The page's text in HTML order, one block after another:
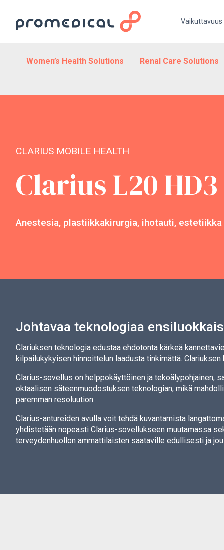
Vaikuttavuus
Women’s Health Solutions Renal Care Solutions
CLARIUS MOBILE HEALTH
Clarius L20 HD3
Anestesia, plastiikkakirurgia, ihotauti, estetiikka
Johtavaa teknologiaa
Clariuksen teknologia edustaa ehdotonta kärkeä
kilpailukykyisen hinnoittelun laadusta tinkimättä.
Clarius-sovellus on helppokäyttöinen ja tekoälypohjainen,
oktaalisen säteenmuodostuksen teknologian, mikä
paremman resoluution.
Clarius-antureiden avulla voit tehdä kuvantamista
yhdistetään nopeasti Clarius-sovellukseen muutamassa
terveydenhuollon ammattilaisten saataville edullisesti ja